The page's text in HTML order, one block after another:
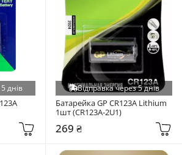
днів Відправка через 5 днів
Батарейка GP CR123A Lithium
1шт (CR123A-2U1)
269 ₴